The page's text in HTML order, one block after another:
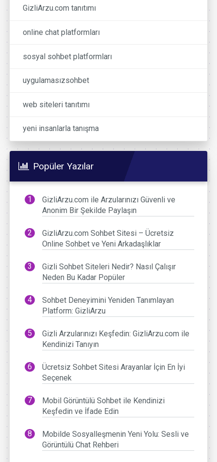
GizliArzu.com tanıtımı
online chat platformları
sosyal sohbet platformları
uygulamasızsohbet
web siteleri tanıtımı
yeni insanlarla tanışma
Popüler Yazılar
GizliArzu.com ile Arzularınızı Güvenli ve
Anonim Bir Şekilde Paylaşın
GizliArzu.com Sohbet Sitesi – Ücretsiz
Online Sohbet ve Yeni Arkadaşlıklar
Gizli Sohbet Siteleri Nedir? Nasıl Çalışır
Neden Bu Kadar Popüler
Sohbet Deneyimini Yeniden Tanımlayan
Platform: GizliArzu
Gizli Arzularınızı Keşfedin: GizliArzu.com ile
Kendinizi Tanıyın
Ücretsiz Sohbet Sitesi Arayanlar İçin En İyi
Seçenek
Mobil Görüntülü Sohbet ile Kendinizi
Keşfedin ve İfade Edin
Mobilde Sosyalleşmenin Yeni Yolu: Sesli ve
Görüntülü Chat Rehberi